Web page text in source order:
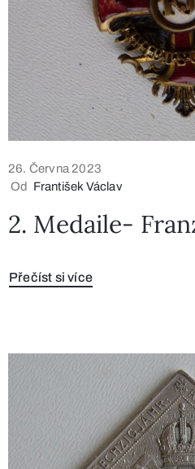
26. Června 2023
Od
František Václav
2. Medaile-
Přečíst si více